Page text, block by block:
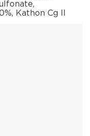
Kathon Cg II